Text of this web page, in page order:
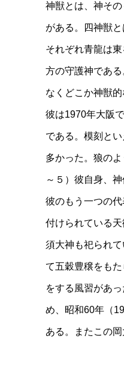
神獣とは、神そ
がある。四神獣
それぞれ青龍は
方の守護神であ
なくどこか神獣
彼は1970年大阪
である。模刻と
多かった。狼の
～５）彼自身、
彼のもう一つの
付けられている
須大神も祀られ
て五穀豊穣をも
をする風習があ
め、昭和60年（
ある。またこの